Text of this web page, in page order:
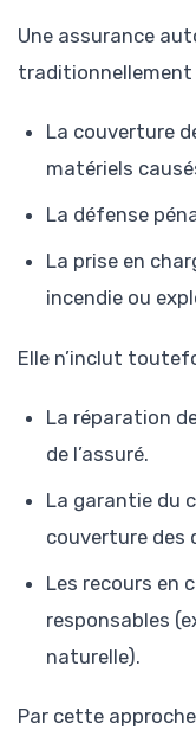
Une assurance
traditionnellement
La couverture
matériels
La défense
La prise en
incendie ou
Elle n’inclut
La réparation
de l’assuré.
La garantie du
couverture des
Les recours en
responsables
naturelle).
Par cette